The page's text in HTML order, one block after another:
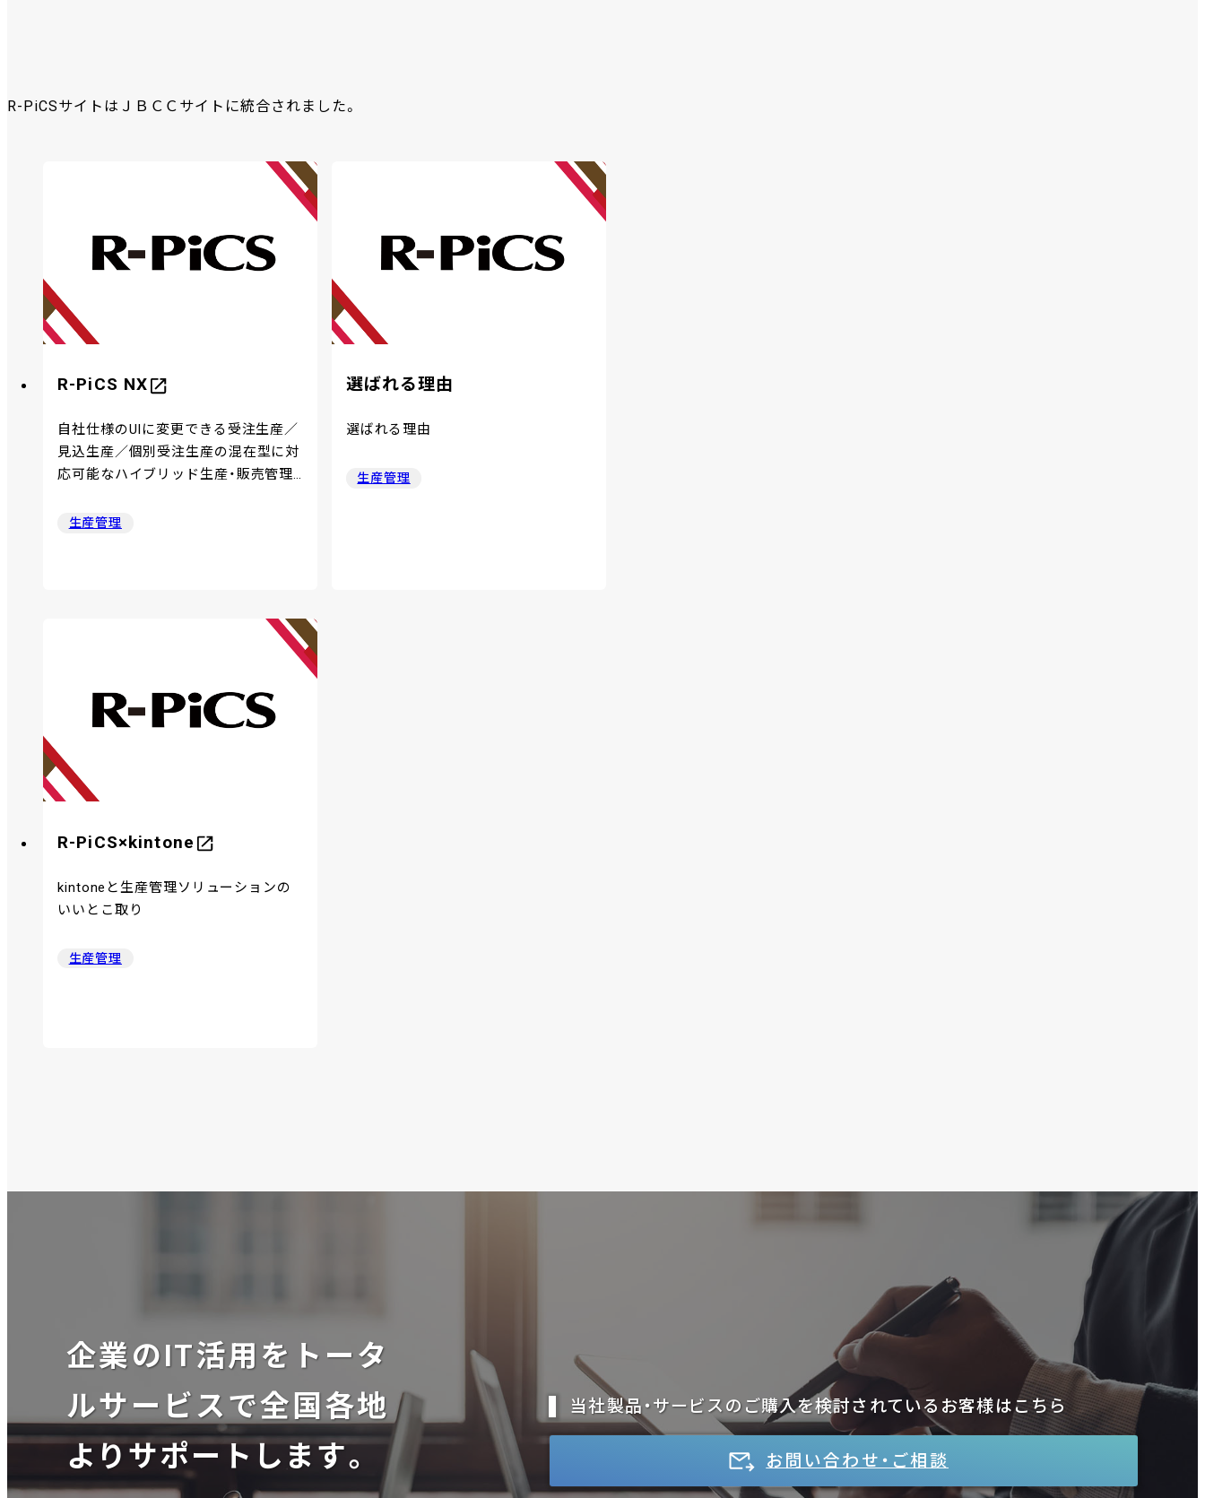
R-PiCSサイトはＪＢＣＣサイトに統合されました。
R-PiCS NX
自社仕様のUIに変更できる受注生産／
見込生産／個別受注生産の混在型に対
応可能なハイブリッド生産・販売管理
生産管理
選ばれる理由
選ばれる理由
生産管理
R-PiCS×kintone
kintoneと生産管理ソリューションの
いいとこ取り
生産管理
企業のIT活用をトータ
ルサービスで全国各地
よりサポートします。
当社製品・サービスのご購入を検討されているお客様はこちら
お問い合わせ・ご相談